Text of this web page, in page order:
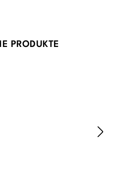
PRODUKTE